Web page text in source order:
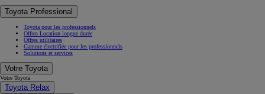
Toyota Professional
Toyota pour les professionnels
Offres Location longue durée
Offres utilitaires
Gamme électrifiée pour les professionnels
Solutions et services
Votre Toyota
Votre Toyota
Toyota Relax